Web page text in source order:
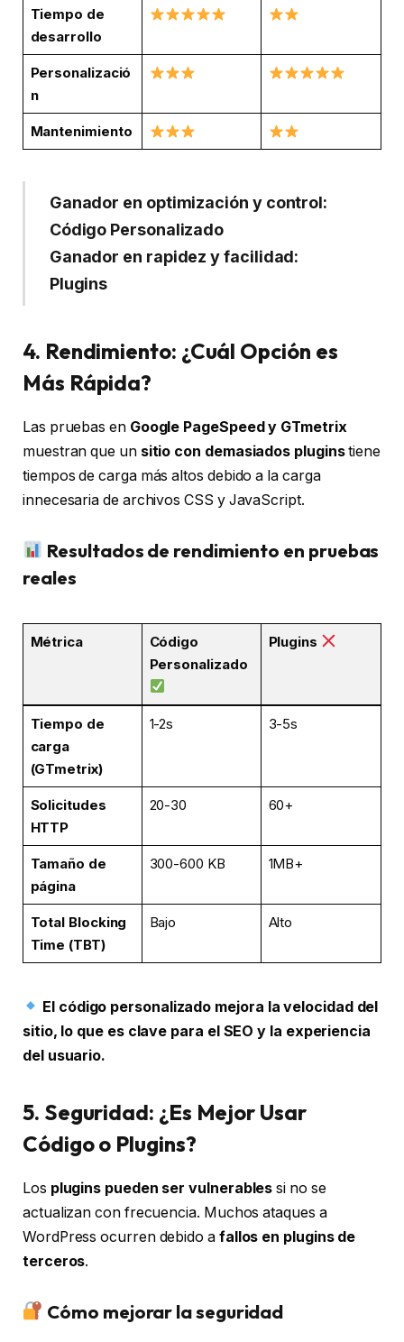
Tiempo de
desarrollo
Personalizació
n
Mantenimiento
Ganador en optimización y control:
Código Personalizado
Ganador en rapidez y facilidad:
Plugins
4. Rendimiento: ¿Cuál Opción es
Más Rápida?
Las pruebas en Google PageSpeed y GTmetrix
muestran que un sitio con demasiados pluginstiene
tiempos de carga más altos debido a la carga
innecesaria de archivos CSS y JavaScript.
Resultados de rendimiento en pruebas
reales
Métrica
Código
Personalizado
Plugins
Tiempo de
carga
(GTmetrix)
1-2s 3-5s
Solicitudes
HTTP
20-30 60+
Tamaño de
página
300-600 KB 1MB+
Total Blocking
Time (TBT)
Bajo Alto
El código personalizado mejora la velocidad del
sitio, lo que es clave para el SEO y la experiencia
del usuario.
5. Seguridad: ¿Es Mejor Usar
Código o Plugins?
Los plugins pueden ser vulnerables si no se
actualizan con frecuencia. Muchos ataques a
WordPress ocurren debido a fallos en plugins de
terceros.
Cómo mejorar la seguridad